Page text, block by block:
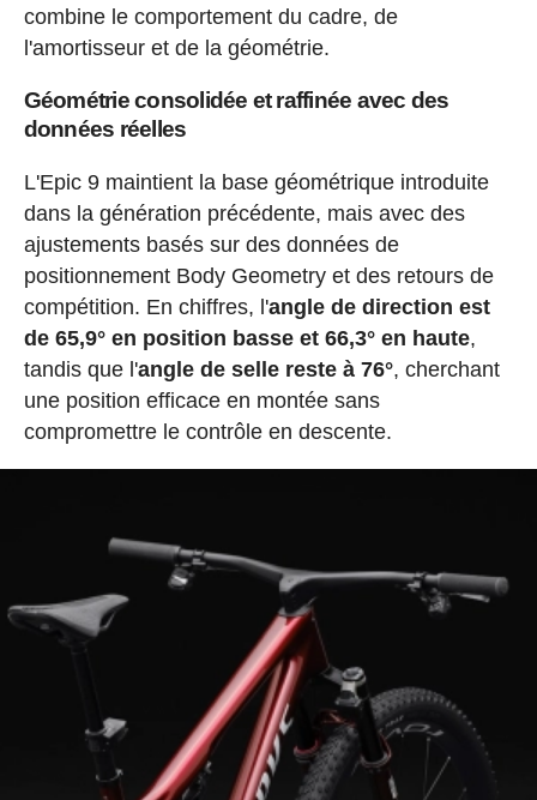
combine le comportement du cadre, de
l'amortisseur et de la géométrie.
Géométrie consolidée et raffinée avec des
données réelles
L'Epic 9 maintient la base géométrique introduite
dans la génération précédente, mais avec des
ajustements basés sur des données de
positionnement Body Geometry et des retours de
compétition. En chiffres, l'angle de direction est
de 65,9° en position basse et 66,3° en haute,
tandis que l'angle de selle reste à 76°, cherchant
une position efficace en montée sans
compromettre le contrôle en descente.